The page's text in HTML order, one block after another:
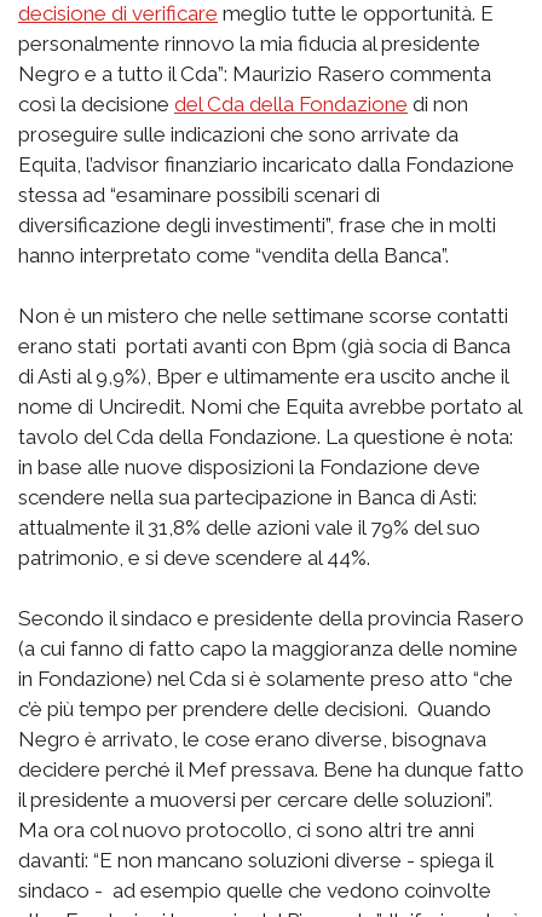
decisione di verificare meglio tutte le opportunità. E
personalmente rinnovo la mia fiducia al presidente
Negro e a tutto il Cda”: Maurizio Rasero commenta
così la decisione del Cda della Fondazione di non
proseguire sulle indicazioni che sono arrivate da
Equita, l’advisor finanziario incaricato dalla Fondazione
stessa ad “esaminare possibili scenari di
diversificazione degli investimenti”, frase che in molti
hanno interpretato come “vendita della Banca”.
Non è un mistero che nelle settimane scorse contatti
erano stati portati avanti con Bpm (già socia di Banca
di Asti al 9,9%), Bper e ultimamente era uscito anche il
nome di Unciredit. Nomi che Equita avrebbe portato al
tavolo del Cda della Fondazione. La questione è nota:
in base alle nuove disposizioni la Fondazione deve
scendere nella sua partecipazione in Banca di Asti:
attualmente il 31,8% delle azioni vale il 79% del suo
patrimonio, e si deve scendere al 44%.
Secondo il sindaco e presidente della provincia Rasero
(a cui fanno di fatto capo la maggioranza delle nomine
in Fondazione) nel Cda si è solamente preso atto “che
c’è più tempo per prendere delle decisioni. Quando
Negro è arrivato, le cose erano diverse, bisognava
decidere perché il Mef pressava. Bene ha dunque fatto
il presidente a muoversi per cercare delle soluzioni”.
Ma ora col nuovo protocollo, ci sono altri tre anni
davanti: “E non mancano soluzioni diverse - spiega il
sindaco - ad esempio quelle che vedono coinvolte